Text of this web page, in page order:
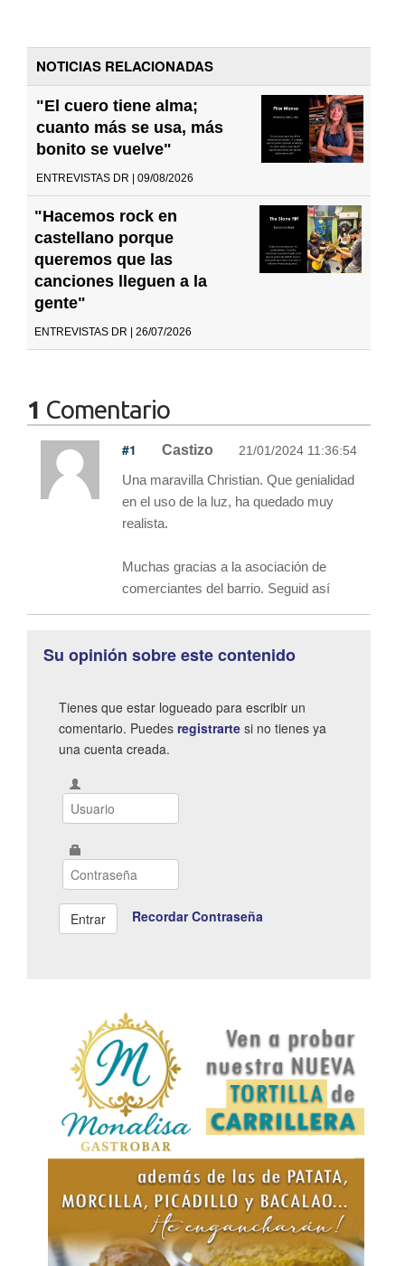
NOTICIAS RELACIONADAS
"El cuero tiene alma;
cuanto más se usa, más
bonito se vuelve"
ENTREVISTAS DR | 09/08/2026
"Hacemos rock en
castellano porque
queremos que las
canciones lleguen a la
gente"
ENTREVISTAS DR | 26/07/2026
1 Comentario
#1 Castizo 21/01/2024 11:36:54
Una maravilla Christian. Que genialidad
en el uso de la luz, ha quedado muy
realista.
Muchas gracias a la asociación de
comerciantes del barrio. Seguid así
Su opinión sobre este contenido
Tienes que estar logueado para escribir un
comentario. Puedes registrarte si no tienes ya
una cuenta creada.
Recordar Contraseña